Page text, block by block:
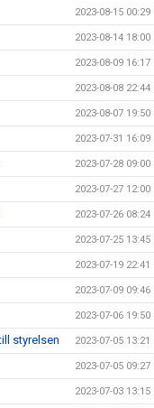
2023-08-15 00:29
2023-08-14 18:00
2023-08-09 16:17
2023-08-08 22:44
2023-08-07 19:50
2023-07-31 16:09
2023-07-28 09:00
2023-07-27 12:00
2023-07-26 08:24
2023-07-25 13:45
2023-07-19 22:41
2023-07-09 09:46
2023-07-06 19:50
styrelsen 2023-07-05 13:21
2023-07-05 09:27
2023-07-03 13:15